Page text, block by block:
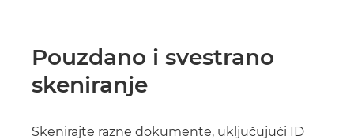
Pouzdano i svestrano
skeniranje
Skenirajte razne dokumente, uključujući ID